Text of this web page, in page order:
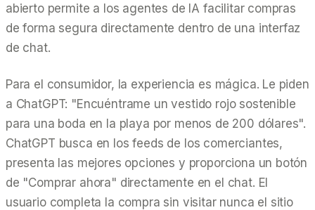
abierto permite a los agentes de IA facilitar compras
de forma segura directamente dentro de una interfaz
de chat.
Para el consumidor, la experiencia es mágica. Le piden
a ChatGPT: "Encuéntrame un vestido rojo sostenible
para una boda en la playa por menos de 200 dólares".
ChatGPT busca en los feeds de los comerciantes,
presenta las mejores opciones y proporciona un botón
de "Comprar ahora" directamente en el chat. El
usuario completa la compra sin visitar nunca el sitio